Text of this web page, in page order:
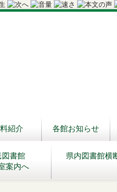
紹介 各館お知らせ
図書館
案内へ
県内図書館横